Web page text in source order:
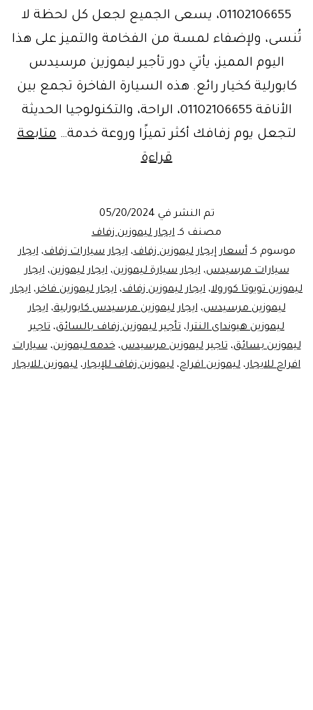
01102106655، يسعى الجميع لجعل كل لحظة لا
تُنسى، ولإضفاء لمسة من الفخامة والتميز على هذا
اليوم المميز، يأتي دور تأجير ليموزين مرسيدس
كابورلية كخيار رائع. هذه السيارة الفاخرة تجمع بين
الأناقة 01102106655، الراحة، والتكنولوجيا الحديثة
لتجعل يوم زفافك أكثر تميزًا وروعة خدمة…متابعة
قراءةخدمة
ليموزين
لحفلات
الزفاف
تم النشر في 05/20/2024
مصنف كـ ايجار ليموزين زفاف
موسوم كـأسعار إيجار ليموزين زفاف،ايجار سيارات زفاف،ايجار
سيارات مرسيدس،ايجار سيارة ليموزين،ايجار ليموزين،ايجار
ليموزين تويوتا كورولا، ايجار ليموزين زفاف، ايجار ليموزين فاخر، ايجار
ليموزين مرسيدس،ايجار ليموزين مرسيدس كابورلية،ايجار
ليموزين هيونداى النترا، تأجير ليموزين زفاف بالسائق، تاجير
ليموزين بسائق،تاجير ليموزين مرسيدس،خدمه ليموزين،سيارات
افراح للايجار، ليموزين افراح، ليموزين زفاف للإيجار، ليموزين للايجار